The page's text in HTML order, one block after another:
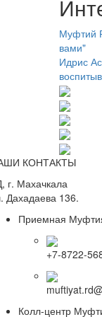
Муфтий
вами"
Идрис
КОНТАКТЫ
г. Махачкала
Дахадаева 136.
Приемная
+7-8722-
Колл-центр